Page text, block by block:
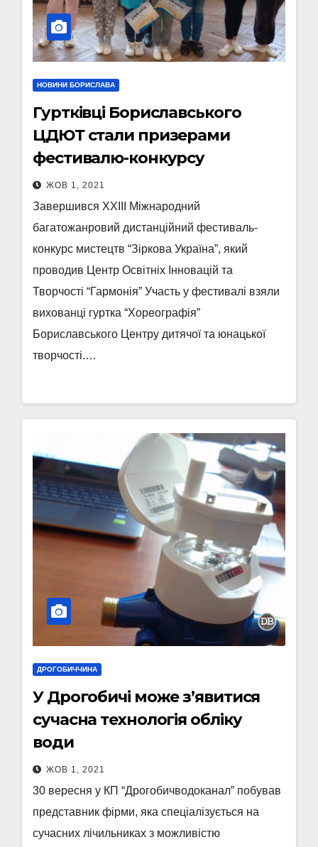
НОВИНИ БОРИСЛАВА
Гуртківці Бориславського
ЦДЮТ стали призерами
фестивалю-конкурсу
ЖОВ 1, 2021
Завершився XXIII Міжнародний
багатожанровий дистанційний фестиваль-
конкурс мистецтв “Зіркова Україна”, який
проводив Центр Освітніх Інновацій та
Творчості “Гармонія” Участь у фестивалі взяли
вихованці гуртка “Хореографія”
Бориславського Центру дитячої та юнацької
творчості.…
ДРОГОБИЧЧИНА
У Дрогобичі може з’явитися
сучасна технологія обліку
води
ЖОВ 1, 2021
30 вересня у КП “Дрогобичводоканал” побував
представник фірми, яка спеціалізується на
сучасних лічильниках з можливістю